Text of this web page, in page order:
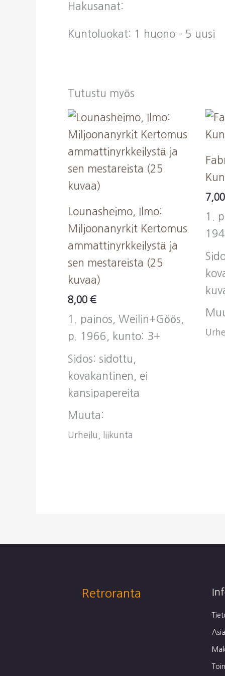
Hakusanat:
Kuntoluokat: 1 huono – 5 uusi
Tutustu myös
Lounasheimo, Ilmo:
Miljoonanyrkit Kertomus
ammattinyrkkeilystä ja
sen mestareista (25
kuvaa)
8,00 €
1. painos, Weilin+Göös,
p. 1966, kunto: 3+
Sidos: sidottu,
kovakantinen, ei
kansipapereita
Muuta:
Urheilu, liikunta
7,00
1.
Retroranta